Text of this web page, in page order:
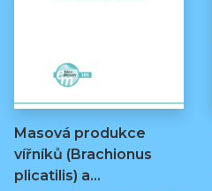
Masová produkce
vířníků (Brachionus
plicatilis) a…